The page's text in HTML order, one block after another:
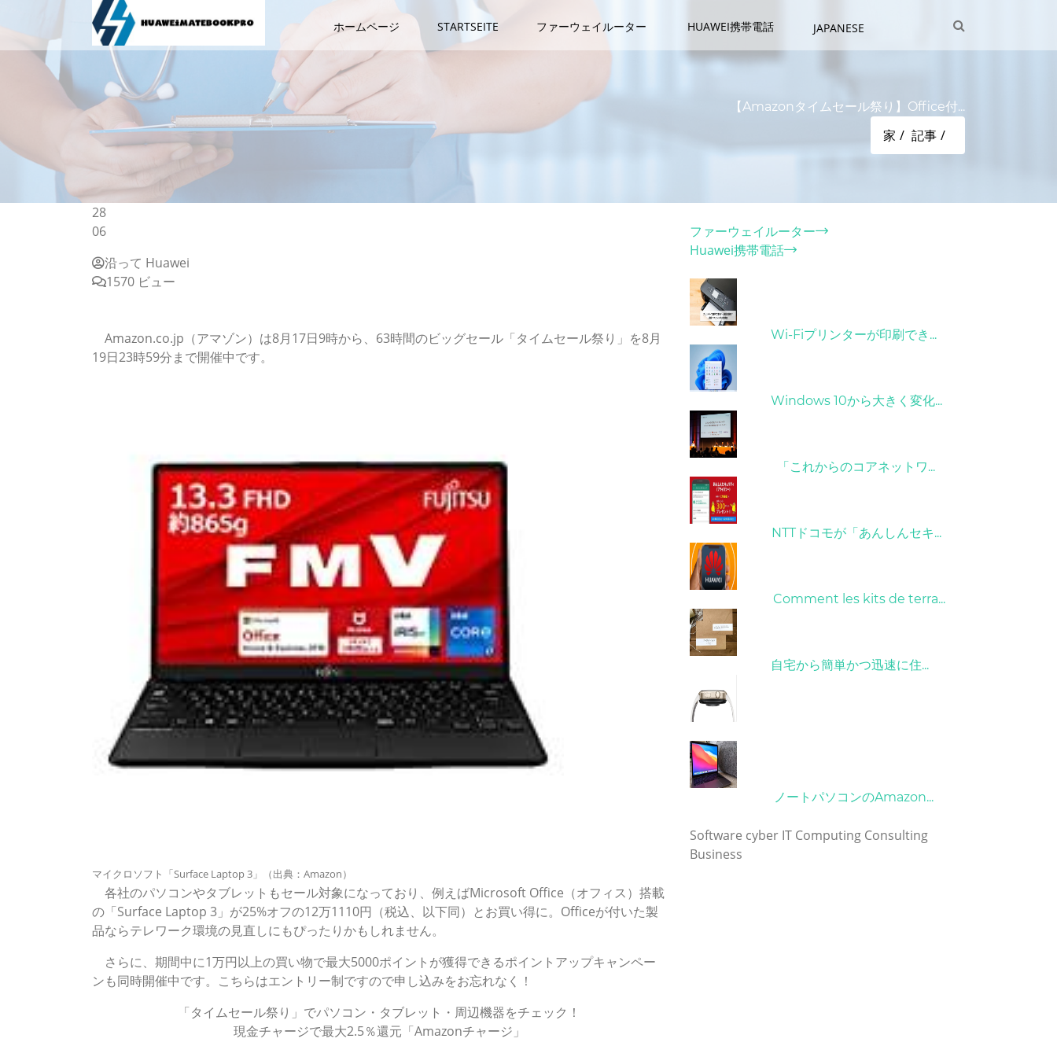
ホームページ STARTSEITE ファーウェイルーター HUAWEI携帯電話 JAPANESE
【Amazonタイムセール祭り】Office付...
家 記事
28
06
沿って Huawei
1570 ビュー
Amazon.co.jp（アマゾン）は8月17日9時から、63時間のビッグセール「タイムセール祭り」を8月
19日23時59分まで開催中です。
マイクロソフト「Surface Laptop 3」（出典：Amazon）
各社のパソコンやタブレットもセール対象になっており、例えばMicrosoft Office（オフィス）搭載
の「Surface Laptop 3」が25%オフの12万1110円（税込、以下同）とお買い得に。Officeが付いた製
品ならテレワーク環境の見直しにもぴったりかもしれません。
さらに、期間中に1万円以上の買い物で最大5000ポイントが獲得できるポイントアップキャンペー
ンも同時開催中です。こちらはエントリー制ですので申し込みをお忘れなく！
「タイムセール祭り」でパソコン・タブレット・周辺機器をチェック！
現金チャージで最大2.5％還元「Amazonチャージ」
ファーウェイルーター
Huawei携帯電話
Wi-Fiプリンターが印刷でき...
Windows 10から大きく変化...
「これからのコアネットワ...
NTTドコモが「あんしんセキ...
Comment les kits de terra...
自宅から簡単かつ迅速に住...
ノートパソコンのAmazon...
Software cyber IT Computing Consulting
Business